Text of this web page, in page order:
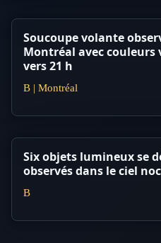
Soucoupe volante
Montréal avec couleurs
vers 21 h
B | Montréal
Six objets lumineux se
observés dans le ciel
B